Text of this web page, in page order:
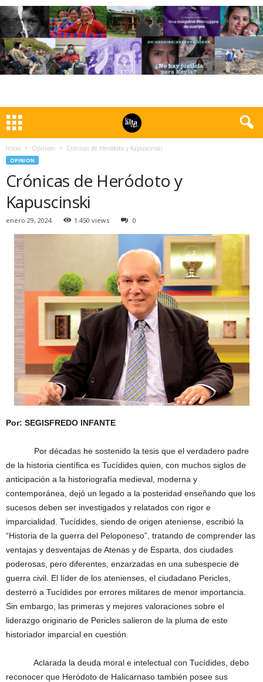
Inicio Opinion Crónicas de Heródoto y Kapuscinski
OPINION
Crónicas de Heródoto y
Kapuscinski
enero 29, 2024 1.450 views 0
Por: SEGISFREDO INFANTE
Por décadas he sostenido la tesis que el verdadero padre
de la historia científica es Tucídides quien, con muchos siglos de
anticipación a la historiografía medieval, moderna y
contemporánea, dejó un legado a la posteridad enseñando que los
sucesos deben ser investigados y relatados con rigor e
imparcialidad. Tucídides, siendo de origen ateniense, escribió la
“Historia de la guerra del Peloponeso”, tratando de comprender las
ventajas y desventajas de Atenas y de Esparta, dos ciudades
poderosas, pero diferentes, enzarzadas en una subespecie de
guerra civil. El líder de los atenienses, el ciudadano Pericles,
desterró a Tucídides por errores militares de menor importancia.
Sin embargo, las primeras y mejores valoraciones sobre el
liderazgo originario de Pericles salieron de la pluma de este
historiador imparcial en cuestión.
Aclarada la deuda moral e intelectual con Tucídides, debo
reconocer que Heródoto de Halicarnaso también posee sus